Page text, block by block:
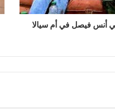
أنس فيصل في أم سيالا